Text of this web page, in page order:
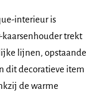
interieur is
kaarsenhouder trekt
lijnen, opstaande
dit decoratieve item
de warme